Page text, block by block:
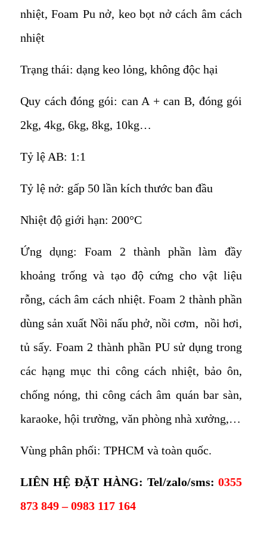
nhiệt, Foam Pu nở, keo bọt nở cách âm cách
nhiệt
Trạng thái: dạng keo lỏng, không độc hại
Quy cách đóng gói: can A + can B, đóng gói
2kg, 4kg, 6kg, 8kg, 10kg…
Tỷ lệ AB: 1:1
Tỷ lệ nở: gấp 50 lần kích thước ban đầu
Nhiệt độ giới hạn: 200°C
Ứng dụng: Foam 2 thành phần làm đầy
khoảng trống và tạo độ cứng cho vật liệu
rỗng, cách âm cách nhiệt. Foam 2 thành phần
dùng sản xuất Nồi nấu phở, nồi cơm, nồi hơi,
tủ sấy. Foam 2 thành phần PU sử dụng trong
các hạng mục thi công cách nhiệt, bảo ôn,
chống nóng, thi công cách âm quán bar sàn,
karaoke, hội trường, văn phòng nhà xưởng,…
Vùng phân phối: TPHCM và toàn quốc.
LIÊN HỆ ĐẶT HÀNG: Tel/zalo/sms:0355
873 849 – 0983 117 164